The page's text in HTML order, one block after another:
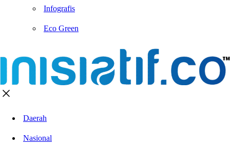
Infografis
Eco Green
Daerah
Nasional